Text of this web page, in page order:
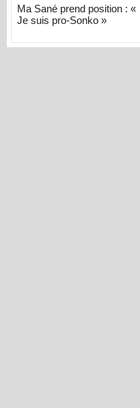
Ma Sané prend position : «
Je suis pro-Sonko »